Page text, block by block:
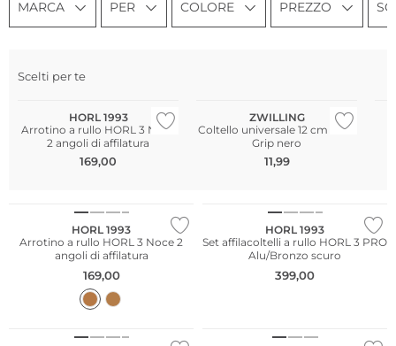
MARCA PER COLORE PREZZO
Scelti per te
HORL 1993
Arrotino a rullo HORL 3 Noce
2 angoli di affilatura
169,00
ZWILLING
Coltello universale 12 cm Twin
Grip nero
11,99
HORL 1993
Arrotino a rullo HORL 3 Noce 2
angoli di affilatura
169,00
HORL 1993
Set affilacoltelli a rullo HORL 3 PRO
Alu/Bronzo scuro
399,00